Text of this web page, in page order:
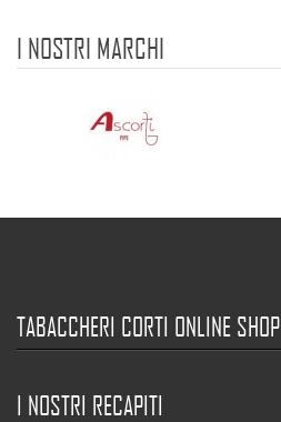
I NOSTRI MARCHI
TABACCHERI CORTI ONLINE SHOP
I NOSTRI RECAPITI